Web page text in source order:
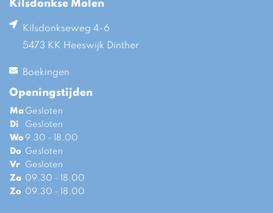
Kilsdonkse Molen
Kilsdonkseweg 4-6
5473 KK Heeswijk Dinther
Boekingen
Openingstijden
Ma Gesloten
Di
Gesloten
Wo 9.30 - 18.00
Do Gesloten
Vr
Gesloten
Za 09.30 - 18.00
Zo 09.30 - 18.00